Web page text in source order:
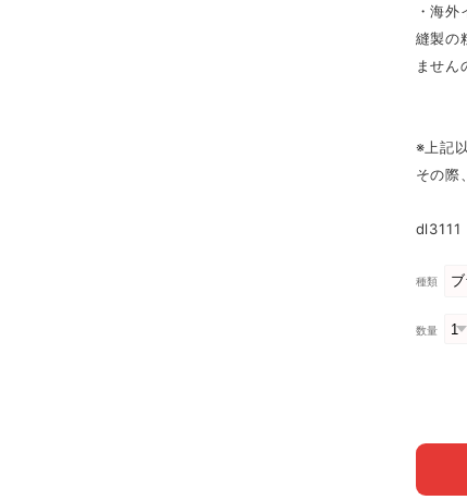
・海
縫製の
ません
※上記
その際
dl3111
種類
数量